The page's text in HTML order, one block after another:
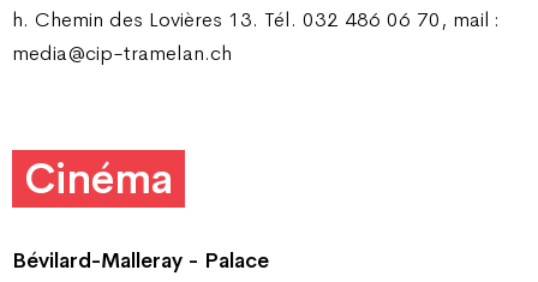
h. Chemin des Lovières 13. Tél. 032 486 06 70, mail :
media@cip-tramelan.ch
Cinéma
Bévilard-Malleray - Palace